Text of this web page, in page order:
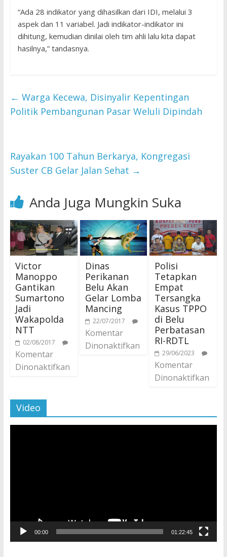
“Ada 28 indikator yang dihasilkan dari IDI, melalui 3
aspek dan 11 variabel. Jadi indikator-indikator ini
dihitung, kemudian dinilai oleh tim ahli lalu kita dapat
hasilnya,” tandasnya.
← Warga Kecewa, Disinyalir Kepentingan
Politik Pembangunan Pasar Weluli Dipindah
Rayakan 100 Tahun Berkarya, Kongregasi
Suster CB Gelar Jalan Sehat →
Anda Juga Mungkin Suka
Victor
Manoppo
Gantikan
Sumartono
Jadi
Wakapolda
NTT
02/08/2017
Komentar
Dinonaktifkan
Dinas
Perikanan
Belu Akan
Gelar Lomba
Mancing
22/07/2017
Komentar
Dinonaktifkan
Polisi
Tetapkan
Empat
Tersangka
Kasus TPPO
di Belu
Perbatasan
RI-RDTL
29/06/2023
Komentar
Dinonaktifkan
Video
00:00 01:22:45